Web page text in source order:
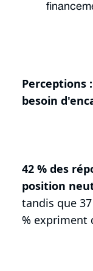
Perceptions
besoin
42 % des
position
tandis que
% expriment